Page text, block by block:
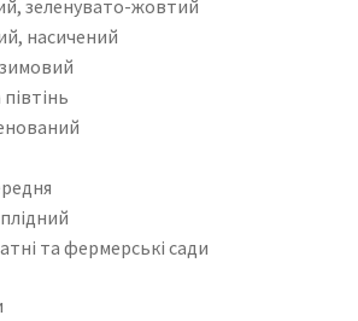
зеленувато-жовтий
насичений
та фермерські сади